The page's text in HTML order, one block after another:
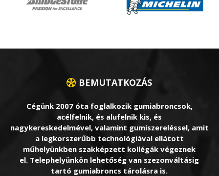
BEMUTATKOZÁS
Cégünk 2007 óta foglalkozik gumiabroncsok,
acélfelnik, és alufelnik kis, és
nagykereskedelmével, valamint gumiszereléssel, amit
a legkorszerűbb technológiával ellátott
műhelyünkben szakképzett kollégák végeznek
el. Telephelyünkön lehetőség van szezonváltásig
tartó gumiabroncs tárolásra is.